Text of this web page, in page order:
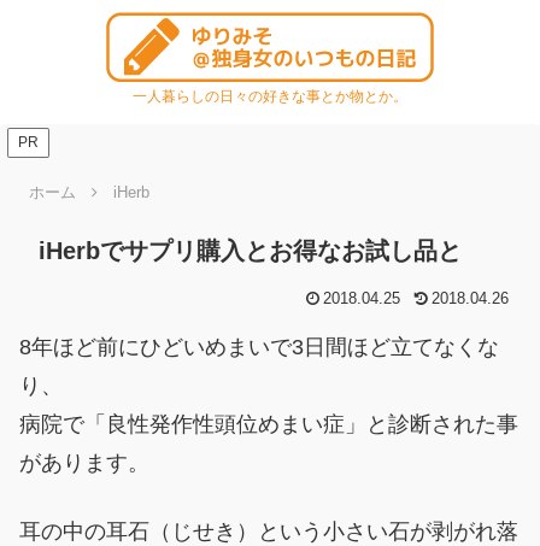
一人暮らしの日々の好きな事とか物とか。
PR
ホーム iHerb
iHerbでサプリ購入とお得なお試し品と
2018.04.25 2018.04.26
8年ほど前にひどいめまいで3日間ほど立てなくな
り、
病院で「良性発作性頭位めまい症」と診断された事
があります。
耳の中の耳石（じせき）という小さい石が剥がれ落